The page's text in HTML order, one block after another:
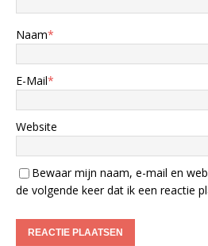
Naam*
E-Mail*
Website
Bewaar mijn naam, e-mail en
de volgende keer dat ik een reactie